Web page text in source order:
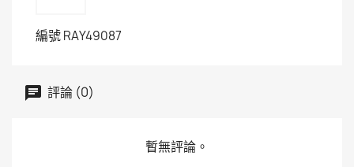
編號RAY49087
評論 (0)
暫無評論。